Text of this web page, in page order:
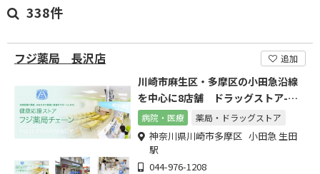
338件
フジ薬局 長沢店 追加
川崎市麻生区・多摩区の小田急沿線
を中心に8店舗 ドラッグストア-フ
ジ薬局チェーン。
病院・医療 薬局・ドラッグストア
神奈川県川崎市多摩区 小田急 生田
駅
044-976-1208